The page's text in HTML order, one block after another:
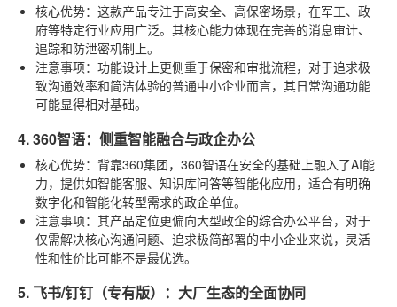
核心优势：这款产品专注于高安全、高保密场景，在军工、政
府等特定行业应用广泛。其核心能力体现在完善的消息审计、
追踪和防泄密机制上。
注意事项：功能设计上更侧重于保密和审批流程，对于追求极
致沟通效率和简洁体验的普通中小企业而言，其日常沟通功能
可能显得相对基础。
4. 360智语：侧重智能融合与政企办公
核心优势：背靠360集团，360智语在安全的基础上融入了AI能
力，提供如智能客服、知识库问答等智能化应用，适合有明确
数字化和智能化转型需求的政企单位。
注意事项：其产品定位更偏向大型政企的综合办公平台，对于
仅需解决核心沟通问题、追求极简部署的中小企业来说，灵活
性和性价比可能不是最优选。
5. 飞书/钉钉（专有版）：大厂生态的全面协同